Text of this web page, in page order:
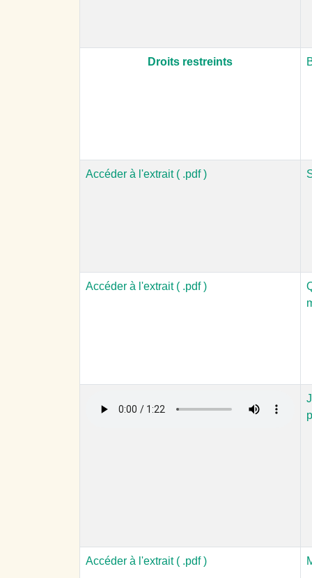
Droits restreints
Accéder à l'extrait ( .pdf )
Accéder à l'extrait ( .pdf )
Accéder à l'extrait ( .pdf )